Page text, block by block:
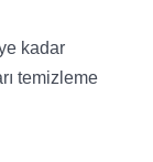
kadar
temizleme